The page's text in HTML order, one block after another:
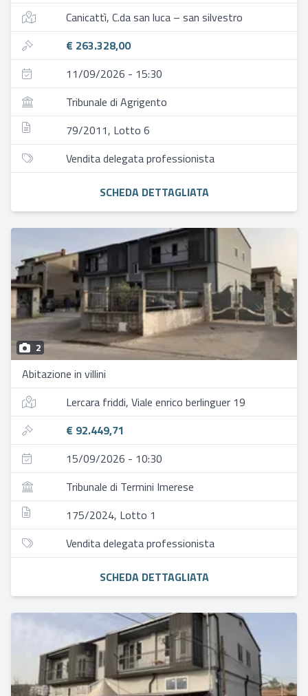
Canicattì, C.da san luca – san silvestro
€ 263.328,00
11/09/2026 - 15:30
Tribunale di Agrigento
79/2011, Lotto 6
Vendita delegata professionista
SCHEDA DETTAGLIATA
2
Abitazione in villini
Lercara friddi, Viale enrico berlinguer 19
€ 92.449,71
15/09/2026 - 10:30
Tribunale di Termini Imerese
175/2024, Lotto 1
Vendita delegata professionista
SCHEDA DETTAGLIATA